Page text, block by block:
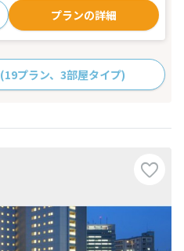
プランの詳細
(19プラン、3部屋タイプ)